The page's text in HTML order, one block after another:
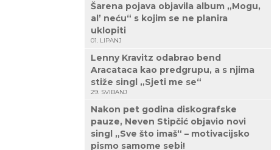
Šarena pojava objavila album „Mogu,
al’ neću“ s kojim se ne planira
uklopiti
01. LIPANJ
Lenny Kravitz odabrao bend
Aracataca kao predgrupu, a s njima
stiže singl „Sjeti me se“
29. SVIBANJ
Nakon pet godina diskografske
pauze, Neven Stipčić objavio novi
singl „Sve što imaš“ – motivacijsko
pismo samome sebi!